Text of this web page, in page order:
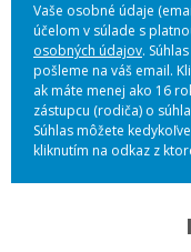
Vaše osobné údaje
účelom v súlade s
osobných údajov.
pošleme na váš email.
ak máte menej ako 16
zástupcu (rodiča) o
Súhlas môžete
kliknutím na odkaz z